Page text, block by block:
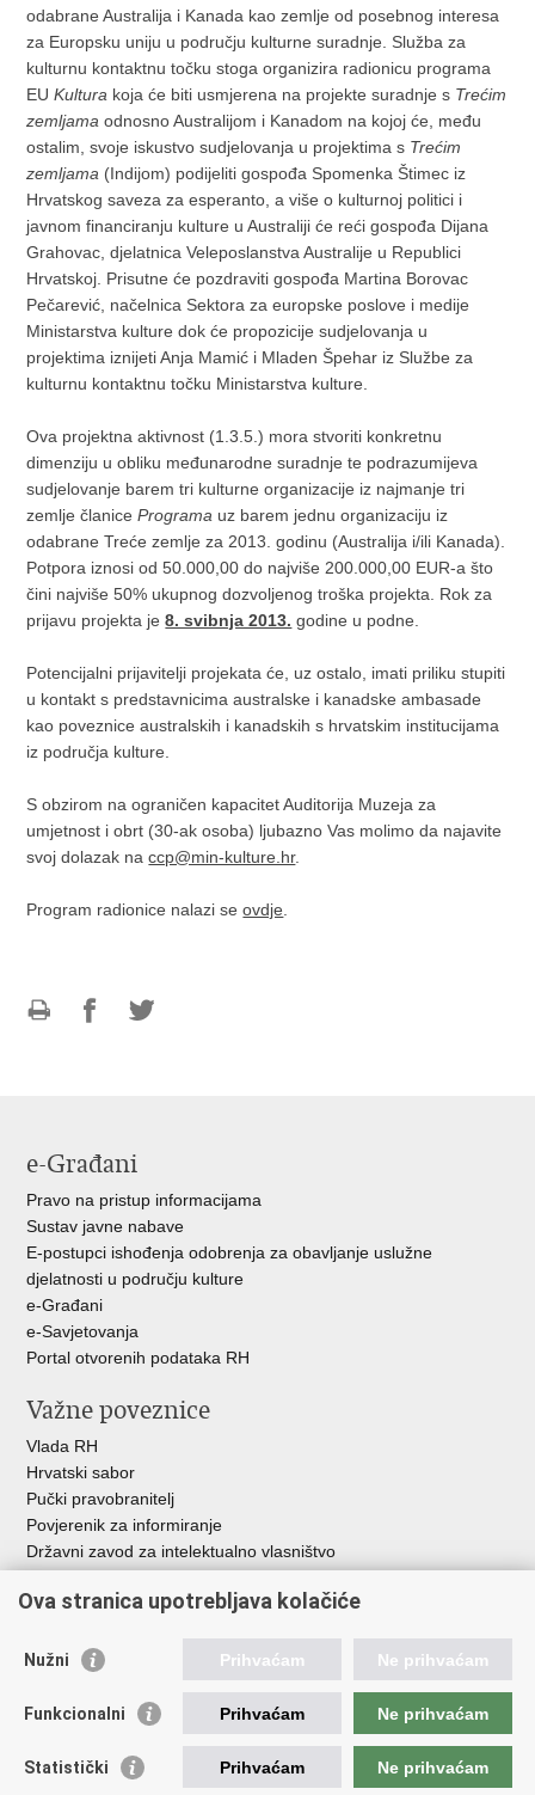
odabrane Australija i Kanada kao zemlje od posebnog interesa
za Europsku uniju u području kulturne suradnje. Služba za
kulturnu kontaktnu točku stoga organizira radionicu programa
EUKultura koja će biti usmjerena na projekte suradnje s Trećim
zemljama odnosno Australijom i Kanadom na kojoj će, među
ostalim, svoje iskustvo sudjelovanja u projektima s Trećim
zemljama (Indijom) podijeliti gospođa Spomenka Štimec iz
Hrvatskog saveza za esperanto, a više o kulturnoj politici i
javnom financiranju kulture u Australiji će reći gospođa Dijana
Grahovac, djelatnica Veleposlanstva Australije u Republici
Hrvatskoj. Prisutne će pozdraviti gospođa Martina Borovac
Pečarević, načelnica Sektora za europske poslove i medije
Ministarstva kulture dok će propozicije sudjelovanja u
projektima iznijeti Anja Mamić i Mladen Špehar iz Službe za
kulturnu kontaktnu točku Ministarstva kulture.
Ova projektna aktivnost (1.3.5.) mora stvoriti konkretnu
dimenziju u obliku međunarodne suradnje te podrazumijeva
sudjelovanje barem tri kulturne organizacije iz najmanje tri
zemlje članicePrograma uz barem jednu organizaciju iz
odabrane Treće zemlje za 2013. godinu (Australija i/ili Kanada).
Potpora iznosi od 50.000,00 do najviše 200.000,00 EUR-a što
čini najviše 50% ukupnog dozvoljenog troška projekta. Rok za
prijavu projekta je8. svibnja 2013. godine u podne.
Potencijalni prijavitelji projekata će, uz ostalo, imati priliku stupiti
u kontakt s predstavnicima australske i kanadske ambasade
kao poveznice australskih i kanadskih s hrvatskim institucijama
iz područja kulture.
S obzirom na ograničen kapacitet Auditorija Muzeja za
umjetnost i obrt (30-ak osoba) ljubazno Vas molimo da najavite
svoj dolazak naccp@min-kulture.hr.
Program radionice nalazi seovdje
e-Građani
Pravo na pristup informacijama
Sustav javne nabave
E-postupci ishođenja odobrenja za obavljanje uslužne
djelatnosti u području kulture
e-Građani
e-Savjetovanja
Portal otvorenih podataka RH
Važne poveznice
Vlada RH
Hrvatski sabor
Pučki pravobranitelj
Povjerenik za informiranje
Državni zavod za intelektualno vlasništvo
HAKOM
Ostale poveznice
Hrvatski audiovizualni centar
Creative Europe
Ova stranica upotrebljava kolačiće
Nužni Prihvaćam Ne prihvaćam
Funkcionalni Prihvaćam Ne prihvaćam
Statistički Prihvaćam Ne prihvaćam